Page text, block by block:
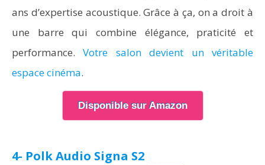
ans d’expertise acoustique. Grâce à ça, on a droit à
une barre qui combine élégance, praticité et
performance.Votre salon devient un véritable
espace cinéma.
Disponible sur Amazon
4- Polk Audio Signa S2